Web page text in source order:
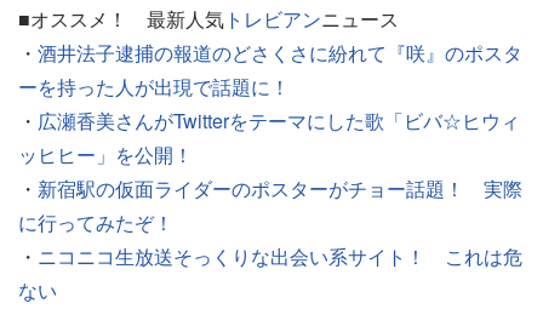
■オススメ！ 最新人気 トレビアンニュース
・ 酒井法子逮捕の報道のどさくさに紛れて『咲』のポスタ
ーを持った人が出現で話題に！
・ 広瀬香美さんがTwitterをテーマにした歌「ビバ☆ヒウィ
ッヒヒー」を公開！
・ 新宿駅の仮面ライダーのポスターがチョー話題！ 実際
に行ってみたぞ！
・ ニコニコ生放送そっくりな出会い系サイト！ これは危
ない